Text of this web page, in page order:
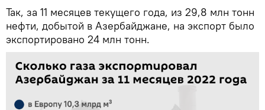
Так, за 11 месяцев текущего года, из 29,8 млн тонн
нефти, добытой в Азербайджане, на экспорт было
экспортировано 24 млн тонн.